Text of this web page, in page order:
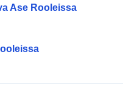
Ase Rooleissa